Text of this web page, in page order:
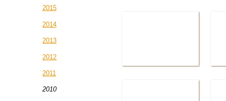
2015
2014
2013
2012
2011
2010